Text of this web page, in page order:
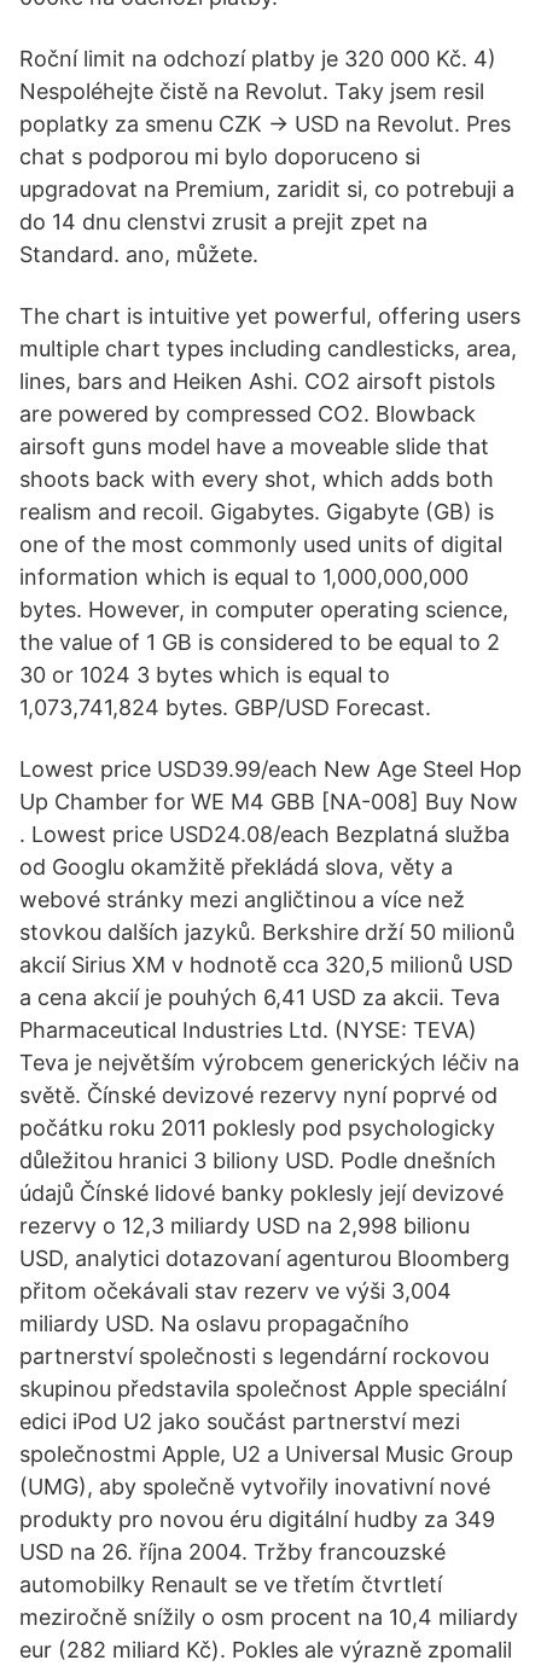
Roční limit na odchozí platby je 320 000 Kč. 4)
Nespoléhejte čistě na Revolut. Taky jsem resil
poplatky za smenu CZK -> USD na Revolut. Pres
chat s podporou mi bylo doporuceno si
upgradovat na Premium, zaridit si, co potrebuji a
do 14 dnu clenstvi zrusit a prejit zpet na
Standard. ano, můžete.
The chart is intuitive yet powerful, offering users
multiple chart types including candlesticks, area,
lines, bars and Heiken Ashi. CO2 airsoft pistols
are powered by compressed CO2. Blowback
airsoft guns model have a moveable slide that
shoots back with every shot, which adds both
realism and recoil. Gigabytes. Gigabyte (GB) is
one of the most commonly used units of digital
information which is equal to 1,000,000,000
bytes. However, in computer operating science,
the value of 1 GB is considered to be equal to 2
30 or 1024 3 bytes which is equal to
1,073,741,824 bytes. GBP/USD Forecast.
Lowest price USD39.99/each New Age Steel Hop
Up Chamber for WE M4 GBB [NA-008] Buy Now
. Lowest price USD24.08/each Bezplatná služba
od Googlu okamžitě překládá slova, věty a
webové stránky mezi angličtinou a více než
stovkou dalších jazyků. Berkshire drží 50 milionů
akcií Sirius XM v hodnotě cca 320,5 milionů USD
a cena akcií je pouhých 6,41 USD za akcii. Teva
Pharmaceutical Industries Ltd. (NYSE: TEVA)
Teva je největším výrobcem generických léčiv na
světě. Čínské devizové rezervy nyní poprvé od
počátku roku 2011 poklesly pod psychologicky
důležitou hranici 3 biliony USD. Podle dnešních
údajů Čínské lidové banky poklesly její devizové
rezervy o 12,3 miliardy USD na 2,998 bilionu
USD, analytici dotazovaní agenturou Bloomberg
přitom očekávali stav rezerv ve výši 3,004
miliardy USD. Na oslavu propagačního
partnerství společnosti s legendární rockovou
skupinou představila společnost Apple speciální
edici iPod U2 jako součást partnerství mezi
společnostmi Apple, U2 a Universal Music Group
(UMG), aby společně vytvořily inovativní nové
produkty pro novou éru digitální hudby za 349
USD na 26. října 2004. Tržby francouzské
automobilky Renault se ve třetím čtvrtletí
meziročně snížily o osm procent na 10,4 miliardy
eur (282 miliard Kč). Pokles ale výrazně zpomalil